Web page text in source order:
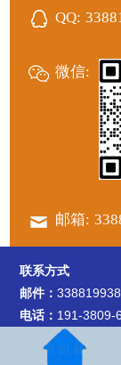
QQ:
微信:
邮箱:
联系方式
邮件：
电话： 191-3809-
地址：河南省郑